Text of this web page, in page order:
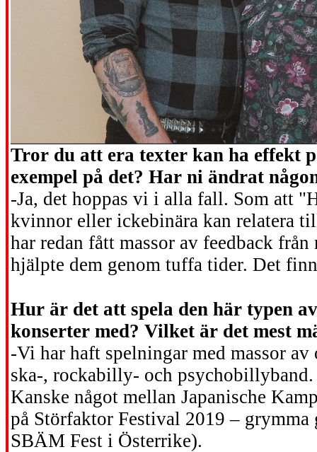
Tror du att era texter kan ha effekt
exempel på det? Har ni ändrat
-Ja, det hoppas vi i alla fall. Som att
kvinnor eller ickebinära kan relatera
har redan fått massor av feedback
hjälpte dem genom tuffa tider. Det
Hur är det att spela den här typen
konserter med? Vilket är det mest
-Vi har haft spelningar med massor
ska-, rockabilly- och
Kanske något mellan Japanische
på Störfaktor Festival 2019 –
SBÄM Fest i Österrike).